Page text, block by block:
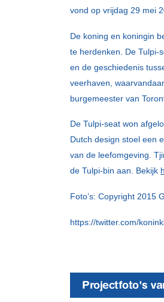
vond op vrijdag 29 mei
De koning en koningin
te herdenken. De Tulpi-
en de geschiedenis
veerhaven,
burgemeester van
De Tulpi-seat won
Dutch design stoel een
van de leefomgeving.
de Tulpi-bin aan. Bekijk
Foto’s: Copyright 2015
https://twitter.com/
Projectfoto's